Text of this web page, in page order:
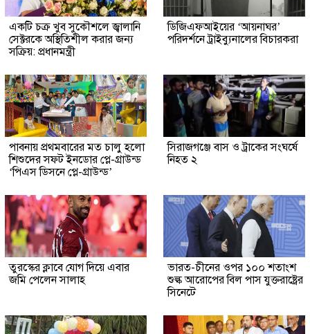
একটি চক্র খুব সুকৌশলে জ্বালানি
সেক্টরকে অস্থিতিশীল করার জন্য
সক্রিয়: প্রধানমন্ত্রী
ডিজিএফআইয়ের ‘আয়নাঘর’
পরিদর্শনে ট্রাইব্যুনালের বিচারকরা
পাবনায় প্রথমবারের মত চালু হলো
শিশুদের সফট ইনডোর প্লে-গ্রাউন্ড
‘পিএস ডিসনে প্লে-গ্রাউন্ড’
সিরাজগঞ্জে বাস ও ট্রাকের সংঘর্ষে
নিহত ২
তুরস্কের ক্লাবে যোগ দিয়ে এবার
জমি পেলেন সালাহ
ভারত-চীনের ওপর ১০০ শতাংশ
শুল্ক আরোপের বিল পাস যুক্তরাষ্ট্রের
সিনেটে